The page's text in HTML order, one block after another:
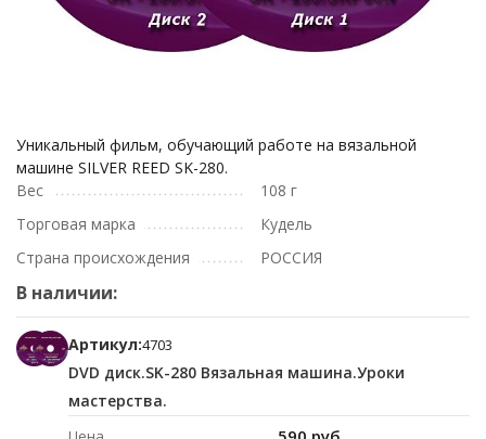
Уникальный фильм, обучающий работе на вязальной
машине SILVER REED SK-280.
Вес
108 г
Торговая марка
Кудель
Страна происхождения
РОССИЯ
В наличии:
Артикул:4703
DVD диск.SK-280 Вязальная машина.Уроки
мастерства.